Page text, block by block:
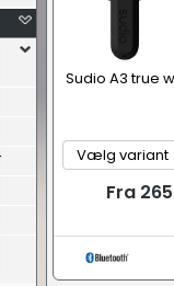
Sudio A3 true
Fra